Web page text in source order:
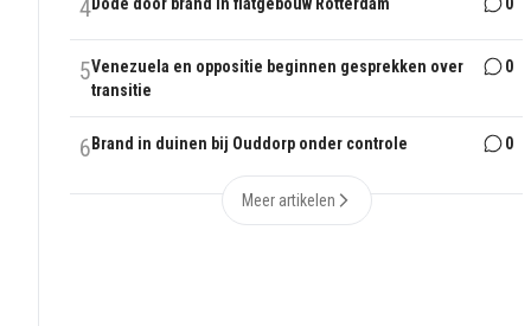
4
5Venezuela en oppositie beginnen gesprekken over
transitie
0
6 Brand in duinen bij Ouddorp onder controle 0
Meer artikelen